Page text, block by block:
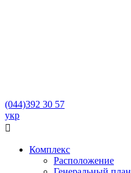
(044)392 30 57
укр

Комплекс
Расположение